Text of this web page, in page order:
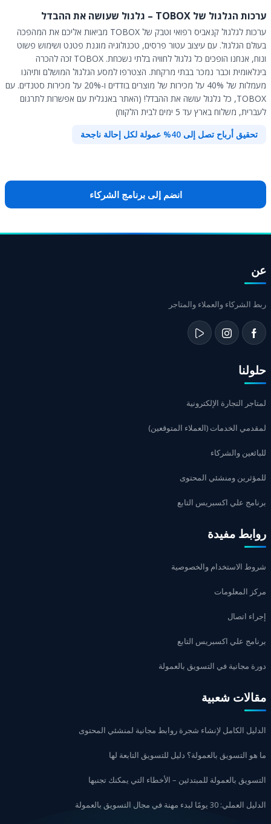
ערכות הגלגול של TOBOX – גלגול שעושה את ההבדל
ערכות לגלגול קנאביס רפואי וטבק של TOBOX מביאות אליכם את המהפכה
בעולם הגלגול. עם עיצוב עטור פרסים, טכנולוגיה מוגנת פטנט ושימוש פשוט
ונוח, אנחנו הופכים כל גלגול לחוויה בלתי נשכחת. TOBOX זכה להכרה
בינלאומית וכבר נמכר בבתי מרקחת. הצטרפו למסע הגלגול המושלם ותיהנו
מעמלות של 40% על מכירות של מוצרים בודדים ו-20% על מכירות סטנדים. עם
TOBOX, כל גלגול עושה את ההבדל! (האתר באנגלית עם אפשרות לתרגום
לעברית, משלוח בארץ עד 5 ימים לבית הלקוח)
تحقيق أرباح تصل إلى 40% عمولة لكل إحالة ناجحة
انضم إلى برنامج الشركاء
عن
ربط الشركاء والعملاء والمتاجر
حلولنا
لمتاجر التجارة الإلكترونية
لمقدمي الخدمات (العملاء المتوقعين)
للبائعين والشركاء
للمؤثرين ومنشئي المحتوى
برنامج علي اكسبريس التابع
روابط مفيدة
شروط الاستخدام والخصوصية
مركز المعلومات
إجراء اتصال
برنامج علي اكسبريس التابع
دورة مجانية في التسويق بالعمولة
مقالات شعبية
الدليل الكامل لإنشاء شجرة روابط مجانية لمنشئي المحتوى
ما هو التسويق بالعمولة؟ دليل للتسويق التابعة لها
التسويق بالعمولة للمبتدئين – الأخطاء التي يمكنك تجنبها
الدليل العملي: 30 يومًا لبدء مهنة في مجال التسويق بالعمولة